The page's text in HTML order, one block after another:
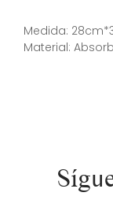
Medida:
Material: